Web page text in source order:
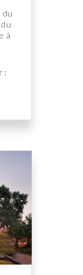
du
à
: